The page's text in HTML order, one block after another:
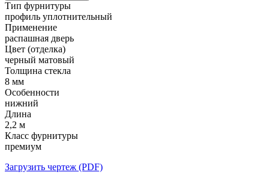
Тип фурнитуры
профиль уплотнительный
Применение
распашная дверь
Цвет (отделка)
черный матовый
Толщина стекла
8 мм
Особенности
нижний
Длина
2,2 м
Класс фурнитуры
премиум
Загрузить чертеж (PDF)